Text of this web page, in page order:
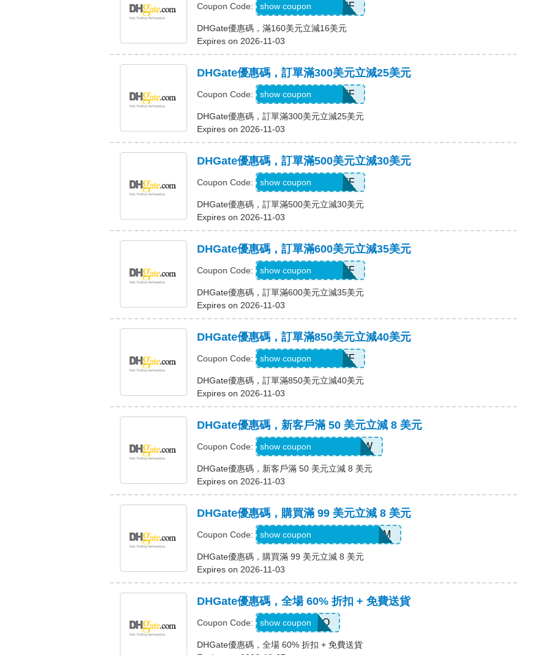
Coupon Code: DH2026AUG16OFF
show coupon
DHGate優惠碼，滿160美元立減16美元
Expires on 2026-11-03
DHGate優惠碼，訂單滿300美元立減25美元
Coupon Code: DH2026AUG25OFF
show coupon
DHGate優惠碼，訂單滿300美元立減25美元
Expires on 2026-11-03
DHGate優惠碼，訂單滿500美元立減30美元
Coupon Code: DH2026AUG30OFF
show coupon
DHGate優惠碼，訂單滿500美元立減30美元
Expires on 2026-11-03
DHGate優惠碼，訂單滿600美元立減35美元
Coupon Code: DH2026AUG35OFF
show coupon
DHGate優惠碼，訂單滿600美元立減35美元
Expires on 2026-11-03
DHGate優惠碼，訂單滿850美元立減40美元
Coupon Code: DH2026AUG40OFF
show coupon
DHGate優惠碼，訂單滿850美元立減40美元
Expires on 2026-11-03
DHGate優惠碼，新客戶滿 50 美元立減 8 美元
Coupon Code: DH2026AUG8OFFNEW
show coupon
DHGate優惠碼，新客戶滿 50 美元立減 8 美元
Expires on 2026-11-03
DHGate優惠碼，購買滿 99 美元立減 8 美元
Coupon Code: 9R9SGIGGIFKGJ3YPEFMM
show coupon
DHGate優惠碼，購買滿 99 美元立減 8 美元
Expires on 2026-11-03
DHGate優惠碼，全場 60% 折扣 + 免費送貨
Coupon Code: JENNARIZOO
show coupon
DHGate優惠碼，全場 60% 折扣 + 免費送貨